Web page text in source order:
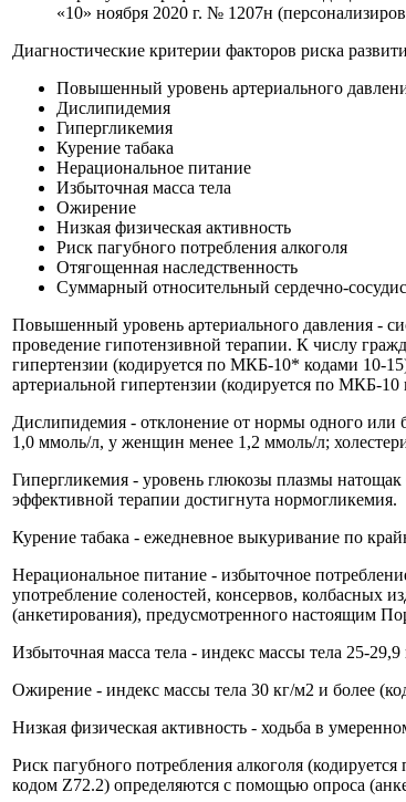
«10» ноября 2020 г. № 1207н
Диагностические критерии факторов риска
Повышенный уровень артериального
Дислипидемия
Гипергликемия
Курение табака
Нерациональное питание
Избыточная масса тела
Ожирение
Низкая физическая активность
Риск пагубного потребления алкоголя
Отягощенная наследственность
Суммарный относительный сердечно-
Повышенный уровень артериального давления -
проведение гипотензивной терапии. К числу
гипертензии (кодируется по МКБ-10* кодами 10-
артериальной гипертензии (кодируется по МКБ-10
Дислипидемия - отклонение от нормы одного или
1,0 ммоль/л, у женщин менее 1,2 ммоль/л;
Гипергликемия - уровень глюкозы плазмы натощак
эффективной терапии достигнута нормогликемия.
Курение табака - ежедневное выкуривание по
Нерациональное питание - избыточное
употребление соленостей, консервов, колбасных
(анкетирования), предусмотренного настоящим
Избыточная масса тела - индекс массы тела 25-
Ожирение - индекс массы тела 30 кг/м2 и более
Низкая физическая активность - ходьба в
Риск пагубного потребления алкоголя
кодом Z72.2) определяются с помощью опроса